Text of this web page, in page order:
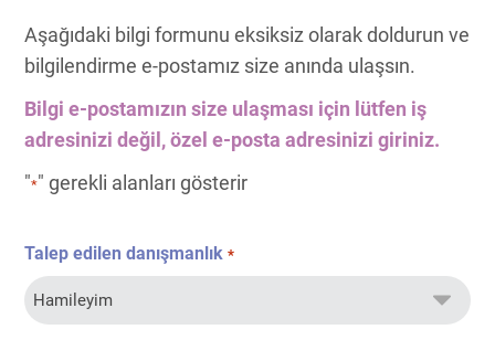
Aşağıdaki bilgi formunu eksiksiz olarak doldurun ve
bilgilendirme e-postamız size anında ulaşsın.
Bilgi e-postamızın size ulaşması için lütfen iş
adresinizi değil, özel e-posta adresinizi giriniz.
"*" gerekli alanları gösterir
Talep edilen danışmanlık *